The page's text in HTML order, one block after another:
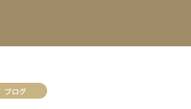
ブログ